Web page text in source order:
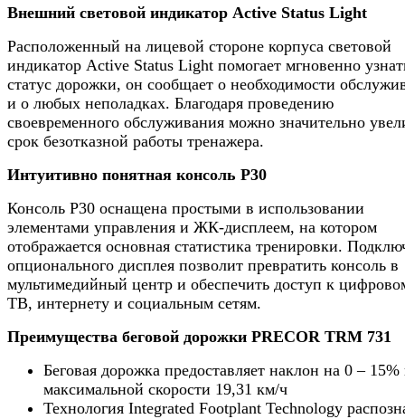
Внешний световой индикатор Active Status Light
Расположенный на лицевой стороне корпуса световой
индикатор Active Status Light помогает мгновенно
статус дорожки, он сообщает о необходимости
и о любых неполадках. Благодаря проведению
своевременного обслуживания можно значительно
срок безотказной работы тренажера.
Интуитивно понятная консоль P30
Консоль P30 оснащена простыми в использовании
элементами управления и ЖК-дисплеем, на котором
отображается основная статистика тренировки.
опционального дисплея позволит превратить консоль в
мультимедийный центр и обеспечить доступ к
ТВ, интернету и социальным сетям.
Преимущества беговой дорожки PRECOR TRM 731
Беговая дорожка предоставляет наклон на 0 –
максимальной скорости 19,31 км/ч
Технология Integrated Footplant Technology